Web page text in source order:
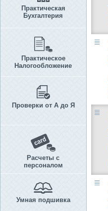
Практическая
Бухгалтерия
Практическое
Налогообложение
Проверки от А до Я
Расчеты с
персоналом
Умная подшивка